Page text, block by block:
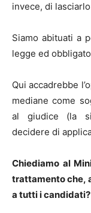
invece, di
Siamo abituati a
legge ed
Qui accadrebbe
mediane come
al giudice (la
decidere di
Chiediamo al
trattamento che,
a tutti i candidati?